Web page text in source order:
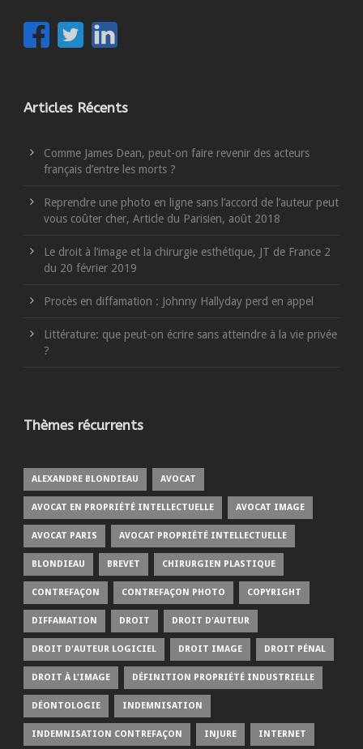
Articles Récents
Comme James Dean, peut-on faire revenir des acteurs
français d’entre les morts ?
Reprendre une photo en ligne sans l’accord de l’auteur peut
vous coûter cher, Article du Parisien, août 2018
Le droit à l’image et la chirurgie esthétique, JT de France 2
du 20 février 2019
Procès en diffamation : Johnny Hallyday perd en appel
Littérature: que peut-on écrire sans atteindre à la vie privée
?
Thèmes récurrents
ALEXANDRE BLONDIEAU AVOCAT
AVOCAT EN PROPRIÉTÉ INTELLECTUELLE AVOCAT IMAGE
AVOCAT PARIS AVOCAT PROPRIÉTÉ INTELLECTUELLE
BLONDIEAU BREVET CHIRURGIEN PLASTIQUE
CONTREFAÇON CONTREFAÇON PHOTO COPYRIGHT
DIFFAMATION DROIT DROIT D'AUTEUR
DROIT D'AUTEUR LOGICIEL DROIT IMAGE DROIT PÉNAL
DROIT À L'IMAGE DÉFINITION PROPRIÉTÉ INDUSTRIELLE
DÉONTOLOGIE INDEMNISATION
INDEMNISATION CONTREFAÇON INJURE INTERNET